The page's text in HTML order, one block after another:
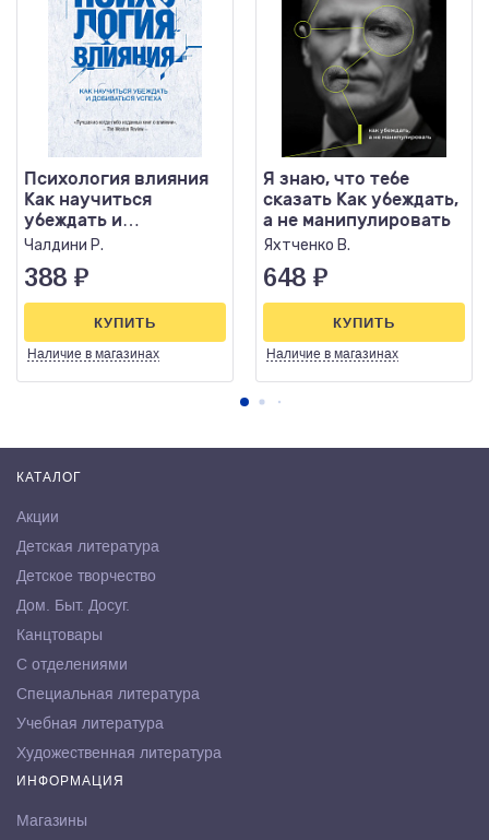
Психология влияния
Как научиться
убеждать и
добиваться успеха
Чалдини Р.
388 ₽
Наличие в магазинах
КУПИТЬ
Я знаю, что тебе
сказать Как убеждать,
а не манипулировать
Яхтченко В.
648 ₽
Наличие в магазинах
КУПИТЬ
КАТАЛОГ
Акции
Детская литература
Детское творчество
Дом. Быт. Досуг.
Канцтовары
С отделениями
Специальная литература
Учебная литература
Художественная литература
ИНФОРМАЦИЯ
Магазины